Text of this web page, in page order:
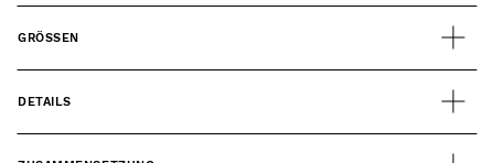
GRÖSSEN
DETAILS